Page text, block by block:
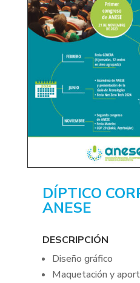
DÍPTICO
ANESE
DESCRIPCIÓN
Diseño gráfico
Maquetación y